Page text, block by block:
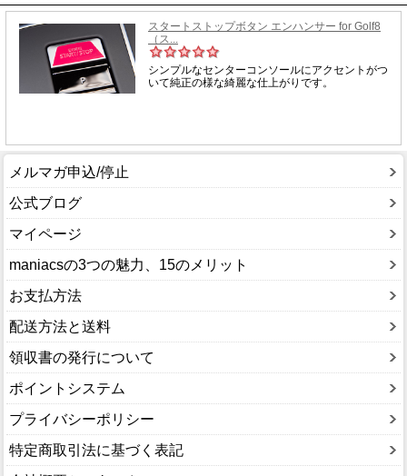
メルマガ申込/停止
公式ブログ
マイページ
maniacsの3つの魅力、15のメリット
お支払方法
配送方法と送料
領収書の発行について
ポイントシステム
プライバシーポリシー
特定商取引法に基づく表記